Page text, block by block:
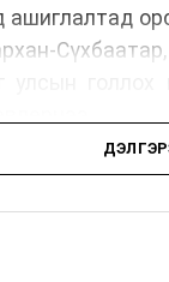
ашиглалтад